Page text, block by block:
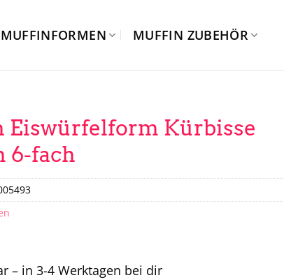
MUFFINFORMEN MUFFIN ZUBEHÖR
Eiswürfelform Kürbisse
6-fach
– in 3-4 Werktagen bei dir